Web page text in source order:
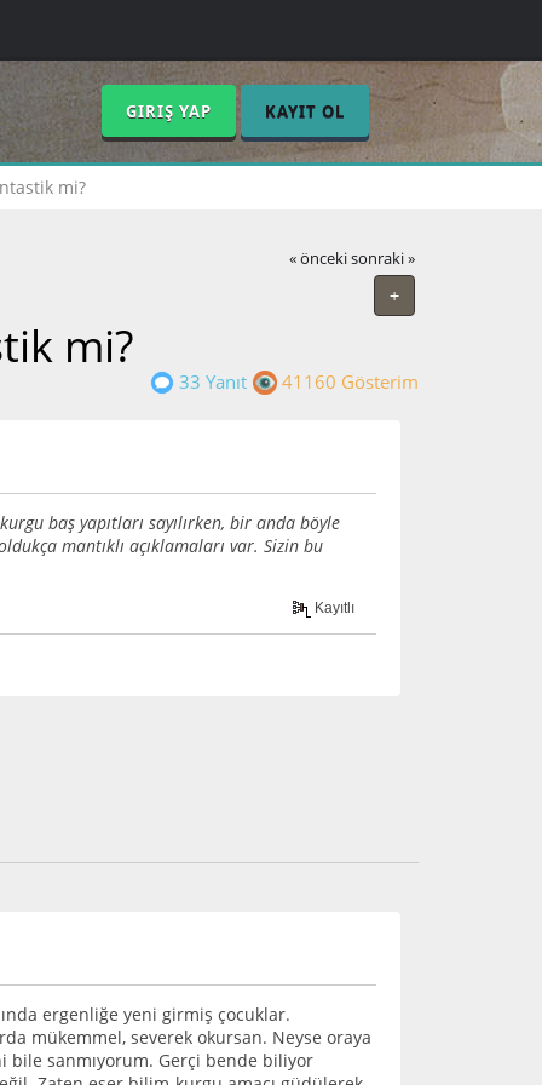
GIRIŞ YAP KAYIT OL
mi?
« önceki sonraki »
+
mi?
33 Yanıt 41160 Gösterim
baş yapıtları sayılırken, bir anda böyle
mantıklı açıklamaları var. Sizin bu
Kayıtlı
ergenliğe yeni girmiş çocuklar.
mükemmel, severek okursan. Neyse oraya
bile sanmıyorum. Gerçi bende biliyor